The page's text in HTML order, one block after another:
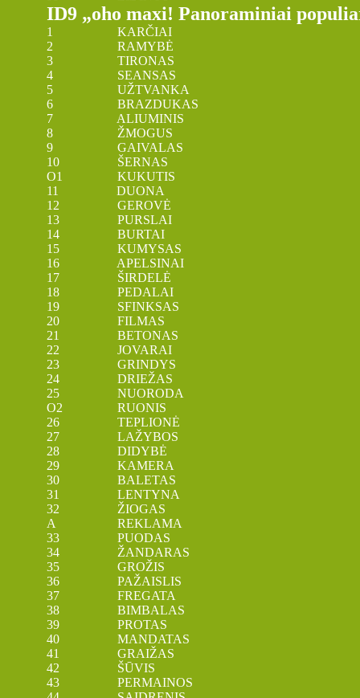
ID9 „oho maxi! Panoraminiai
1 KARČIAI
2 RAMYBĖ
3 TIRONAS
4 SEANSAS
5 UŽTVANKA
6 BRAZDUKAS
7 ALIUMINIS
8 ŽMOGUS
9 GAIVALAS
10 ŠERNAS
O1 KUKUTIS
11 DUONA
12 GEROVĖ
13 PURSLAI
14 BURTAI
15 KUMYSAS
16 APELSINAI
17 ŠIRDELĖ
18 PEDALAI
19 SFINKSAS
20 FILMAS
21 BETONAS
22 JOVARAI
23 GRINDYS
24 DRIEŽAS
25 NUORODA
O2 RUONIS
26 TEPLIONĖ
27 LAŽYBOS
28 DIDYBĖ
29 KAMERA
30 BALETAS
31 LENTYNA
32 ŽIOGAS
A REKLAMA
33 PUODAS
34 ŽANDARAS
35 GROŽIS
36 PAŽAISLIS
37 FREGATA
38 BIMBALAS
39 PROTAS
40 MANDATAS
41 GRAIŽAS
42 ŠŪVIS
43 PERMAINOS